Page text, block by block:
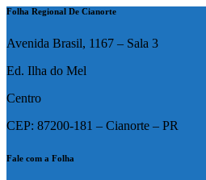
Folha Regional De Cianorte
Avenida Brasil, 1167 – Sala 3
Ed. Ilha do Mel
Centro
CEP: 87200-181 – Cianorte – PR
Fale com a Folha